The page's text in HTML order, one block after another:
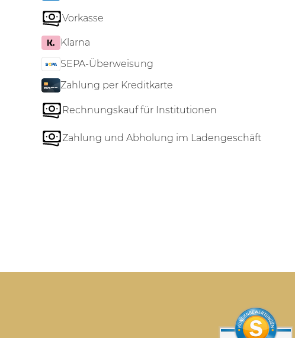
Vorkasse
Klarna
SEPA-Überweisung
Zahlung per Kreditkarte
Rechnungskauf für Institutionen
Zahlung und Abholung im Ladengeschäft